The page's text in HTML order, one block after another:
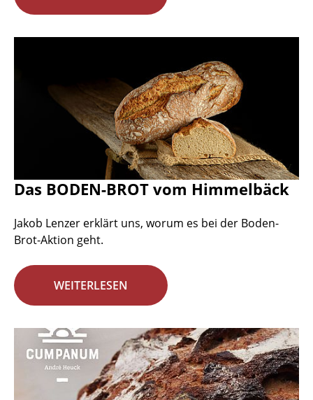
Das BODEN-BROT vom Himmelbäck
Jakob Lenzer erklärt uns, worum es bei der Boden-
Brot-Aktion geht.
WEITERLESEN